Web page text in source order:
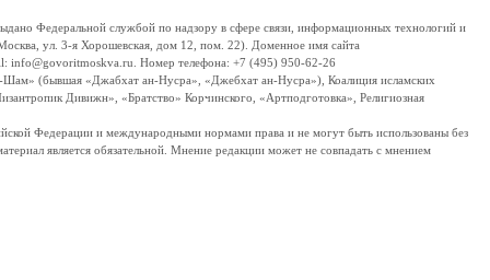
Федеральной службой по надзору в сфере связи, информационных технологий и
ул. 3-я Хорошевская, дом 12, пом. 22). Доменное имя сайта
info@govoritmoskva.ru. Номер телефона: +7 (495) 950-62-26
Шам» (бывшая «Джабхат ан-Нусра», «Джебхат ан-Нусра»), Коалиция исламских
Дивижн», «Братство» Корчинского, «Артподготовка», Религиозная
Федерации и международными нормами права и не могут быть использованы без
является обязательной. Мнение редакции может не совпадать с мнением